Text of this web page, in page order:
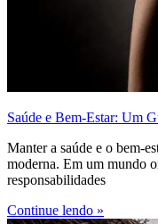
Saúde e Bem-Estar: Um
Manter a saúde e o bem-
moderna. Em um mundo
responsabilidades
Continue lendo »